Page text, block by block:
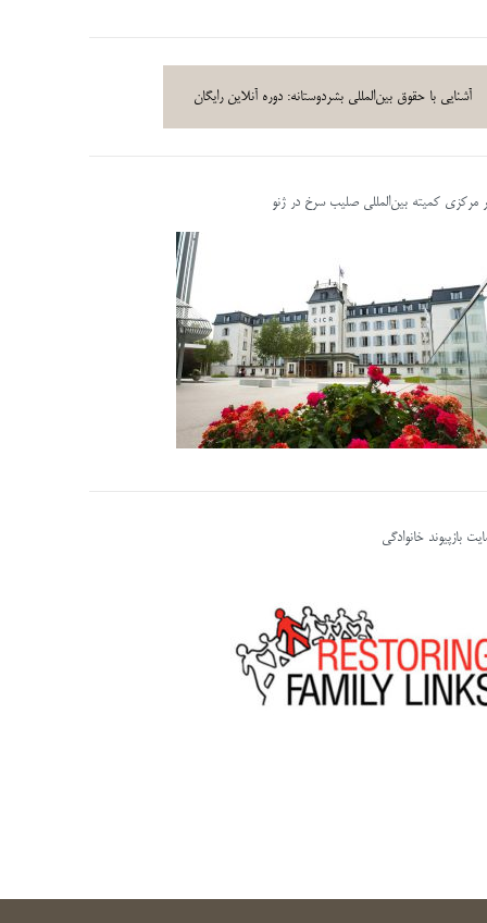
آشنایی با حقوق بین‌المللی بشردوستانه: دوره آنلاین رایگان
مرکزی کمیته بین‌المللی صلیب سرخ در ژنو
بازپیوند خانوادگی